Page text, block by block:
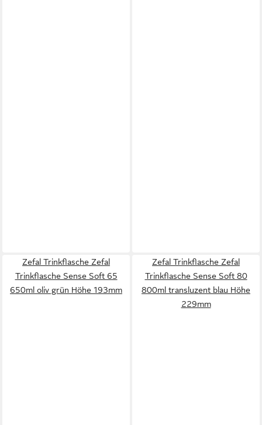
Zefal Trinkflasche Zefal
Trinkflasche Sense Soft 65
650ml oliv grün Höhe 193mm
Zefal Trinkflasche Zefal
Trinkflasche Sense Soft 80
800ml transluzent blau Höhe
229mm